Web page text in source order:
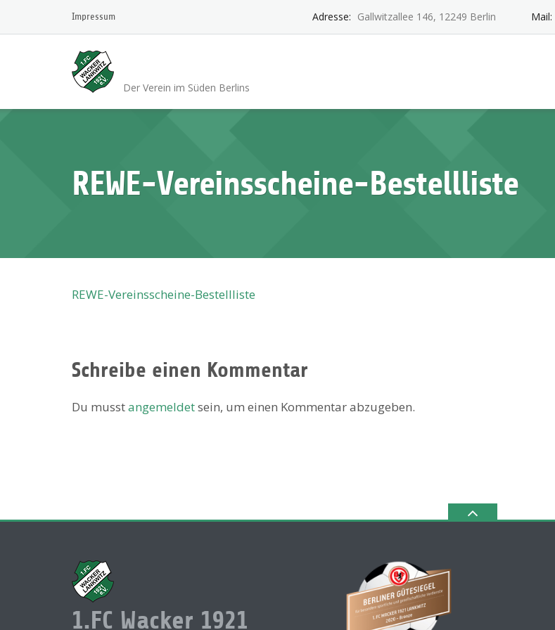
content
Impressum Adresse: Gallwitzallee 146, 12249 Berlin Mail:
Der Verein im Süden Berlins
REWE-Vereinsscheine-Bestellliste
REWE-Vereinsscheine-Bestellliste
Schreibe einen Kommentar
Du musstangemeldetsein, um einen Kommentar abzugeben.
1.FC Wacker 1921